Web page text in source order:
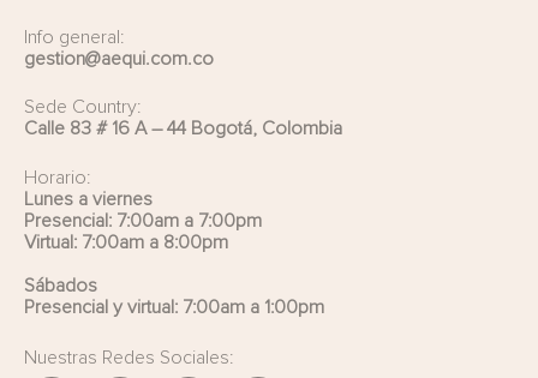
Info general:
gestion@aequi.com.co
Sede Country:
Calle 83 # 16 A – 44 Bogotá, Colombia
Horario:
Lunes a viernes
Presencial: 7:00am a 7:00pm
Virtual: 7:00am a 8:00pm
Sábados
Presencial y virtual: 7:00am a 1:00pm
Nuestras Redes Sociales: